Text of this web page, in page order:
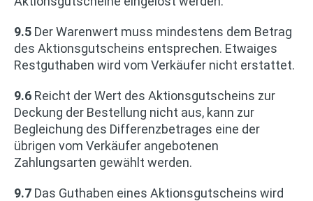
9.5 Der Warenwert muss mindestens dem Betrag
des Aktionsgutscheins entsprechen. Etwaiges
Restguthaben wird vom Verkäufer nicht erstattet.
9.6 Reicht der Wert des Aktionsgutscheins zur
Deckung der Bestellung nicht aus, kann zur
Begleichung des Differenzbetrages eine der
übrigen vom Verkäufer angebotenen
Zahlungsarten gewählt werden.
9.7 Das Guthaben eines Aktionsgutscheins wird